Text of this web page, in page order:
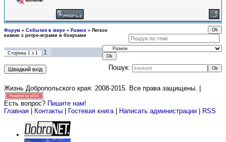
Форум » События в мире » Разное » Легкое
казино с ретро-играми и бонусами
Сторінка 1 з 1
1
Пошук:
Жизнь Добропольского края: 2008-2015. Все права защищены. |
Есть вопрос? Пишите нам!
Главная
Контакты Гостевая книга| Написать администрации RSS